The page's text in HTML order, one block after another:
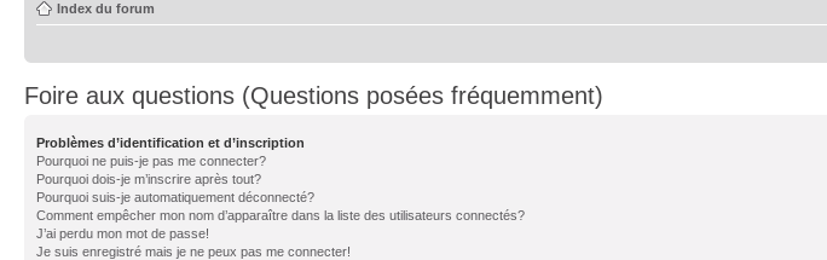
Index du forum
Foire aux questions (Questions posées fréquemment)
Problèmes d’identification et d’inscription
Pourquoi ne puis-je pas me connecter?
Pourquoi dois-je m’inscrire après tout?
Pourquoi suis-je automatiquement déconnecté?
Comment empêcher mon nom d’apparaître dans la liste des utilisateurs connectés?
J’ai perdu mon mot de passe!
Je suis enregistré mais je ne peux pas me connecter!